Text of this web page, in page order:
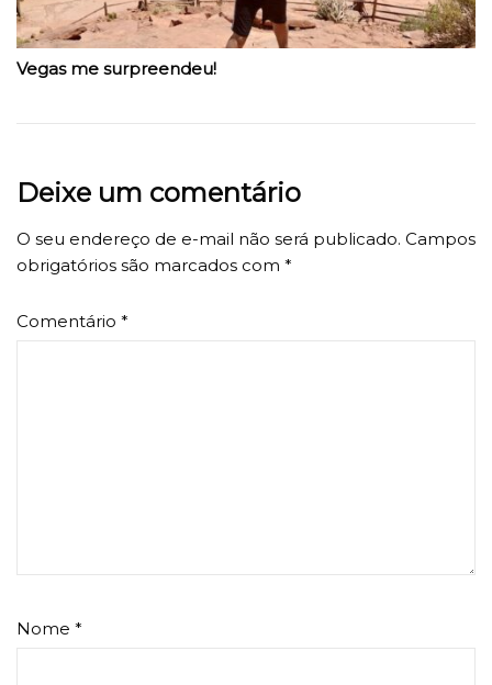
Vegas me surpreendeu!
Deixe um comentário
O seu endereço de e-mail não será publicado. Campos
obrigatórios são marcados com *
Comentário *
Nome *